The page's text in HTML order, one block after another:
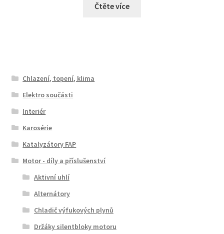
Čtěte více
Chlazení, topení, klima
Elektro součásti
Interiér
Karosérie
Katalyzátory FAP
Motor - díly a příslušenství
Aktivní uhlí
Alternátory
Chladič výfukových plynů
Držáky silentbloky motoru